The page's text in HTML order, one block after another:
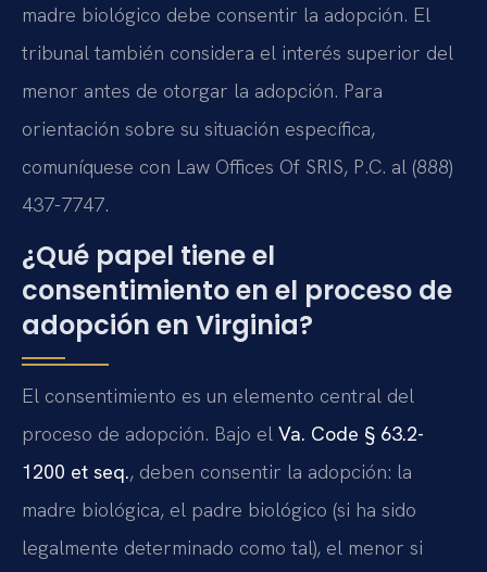
madre biológico debe consentir la adopción. El
tribunal también considera el interés superior del
menor antes de otorgar la adopción. Para
orientación sobre su situación específica,
comuníquese con Law Offices Of SRIS, P.C. al (888)
437-7747.
¿Qué papel tiene el
consentimiento en el proceso de
adopción en Virginia?
El consentimiento es un elemento central del
proceso de adopción. Bajo el Va. Code § 63.2-
1200 et seq., deben consentir la adopción: la
madre biológica, el padre biológico (si ha sido
legalmente determinado como tal), el menor si